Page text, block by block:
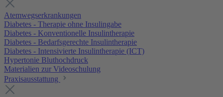
Atemwegserkrankungen
Diabetes - Therapie ohne Insulingabe
Diabetes - Konventionelle Insulintherapie
Diabetes - Bedarfsgerechte Insulintherapie
Diabetes - Intensivierte Insulintherapie (ICT)
Hypertonie Bluthochdruck
Materialien zur Videoschulung
Praxisausstattung